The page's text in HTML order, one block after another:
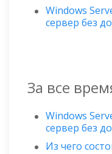
Windows
сервер без
За все
Windows
сервер без
Из чего